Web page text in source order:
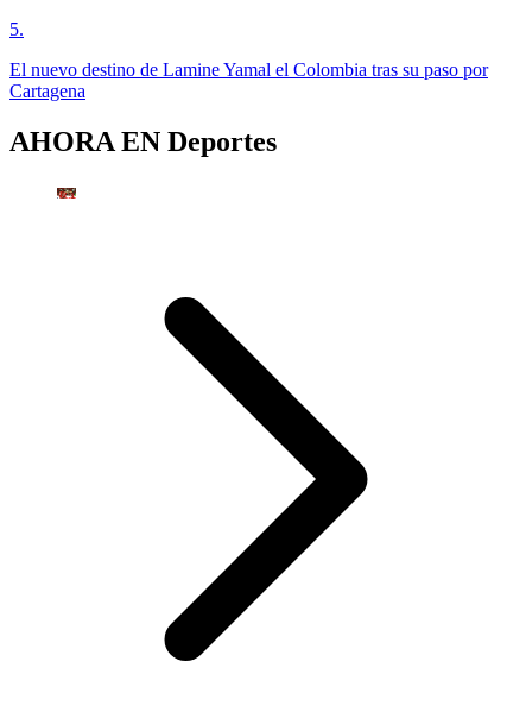
5.
El nuevo destino de Lamine Yamal el Colombia tras su paso por
Cartagena
AHORA EN Deportes